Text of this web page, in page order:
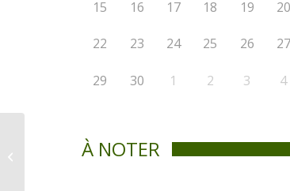
15 16 17 18 19 20
22 23 24 25 26 27
29 30 1 2 3 4
À NOTER
La Voix de St-Didace –